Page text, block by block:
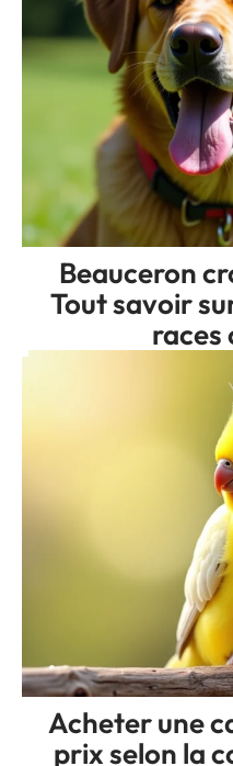
Beauceron
Tout savoir
races
Acheter une
prix selon la